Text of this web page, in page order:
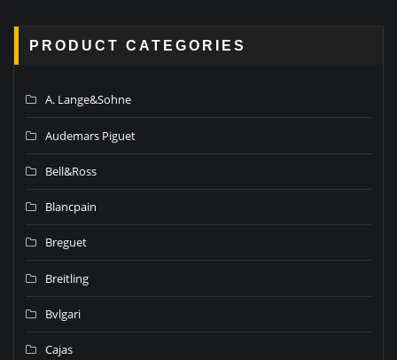
PRODUCT CATEGORIES
A. Lange&Sohne
Audemars Piguet
Bell&Ross
Blancpain
Breguet
Breitling
Bvlgari
Cajas